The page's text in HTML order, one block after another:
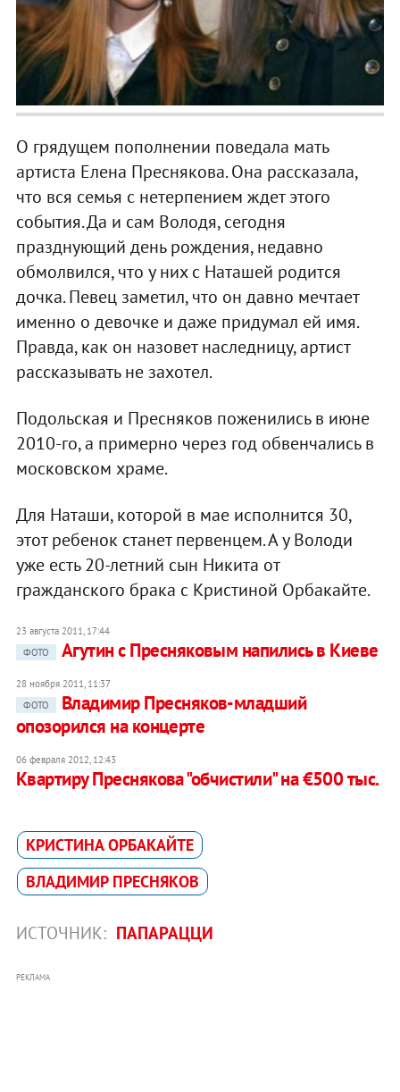
О грядущем пополнении поведала мать
артиста Елена Преснякова. Она рассказала,
что вся семья с нетерпением ждет этого
события. Да и сам Володя, сегодня
празднующий день рождения, недавно
обмолвился, что у них с Наташей родится
дочка. Певец заметил, что он давно мечтает
именно о девочке и даже придумал ей имя.
Правда, как он назовет наследницу, артист
рассказывать не захотел.
Подольская и Пресняков поженились в июне
2010-го, а примерно через год обвенчались в
московском храме.
Для Наташи, которой в мае исполнится 30,
этот ребенок станет первенцем. А у Володи
уже есть 20-летний сын Никита от
гражданского брака с Кристиной Орбакайте.
23 августа 2011, 17:44
ФОТО
Агутин с Пресняковым напились в Киеве
28 ноября 2011, 11:37
ФОТО
Владимир Пресняков-младший
опозорился на концерте
06 февраля 2012, 12:43
Квартиру Преснякова "обчистили" на €500 тыс.
КРИСТИНА ОРБАКАЙТЕ
ВЛАДИМИР ПРЕСНЯКОВ
ИСТОЧНИК: ПАПАРАЦЦИ
РЕКЛАМА